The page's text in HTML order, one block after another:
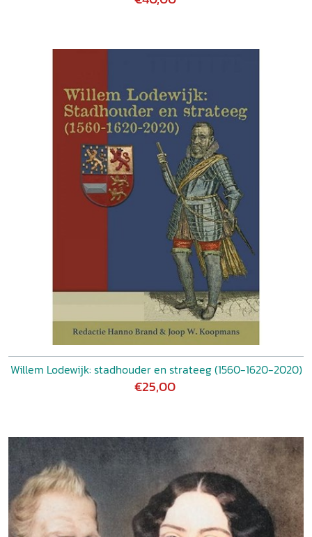
Willem Lodewijk: stadhouder en strateeg (1560-1620-2020)
€25,00